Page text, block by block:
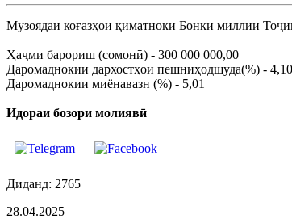
Музоядаи коғазҳои қиматноки Бонки миллии
Ҳаҷми барориш (сомонӣ) - 300 000 000,00
Даромаднокии дархостҳои пешниҳодшуда(%) -
Даромаднокии миёнавазн (%) - 5,01
Идораи бозори молиявӣ
Диданд: 2765
28.04.2025